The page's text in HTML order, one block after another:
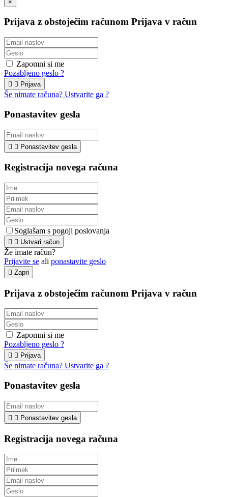
×
Prijava z obstoječim računom Prijava v račun
Zapomni si me
Pozabljeno geslo ?
  Prijava
Še nimate računa? Ustvarite ga ?
Ponastavitev gesla
  Ponastavitev gesla
Registracija novega računa
Soglašam s pogoji poslovanja
  Ustvari račun
Že imate račun?
Prijavite se ali ponastavite geslo
 Zapri
Prijava z obstoječim računom Prijava v račun
Zapomni si me
Pozabljeno geslo ?
  Prijava
Še nimate računa? Ustvarite ga ?
Ponastavitev gesla
  Ponastavitev gesla
Registracija novega računa